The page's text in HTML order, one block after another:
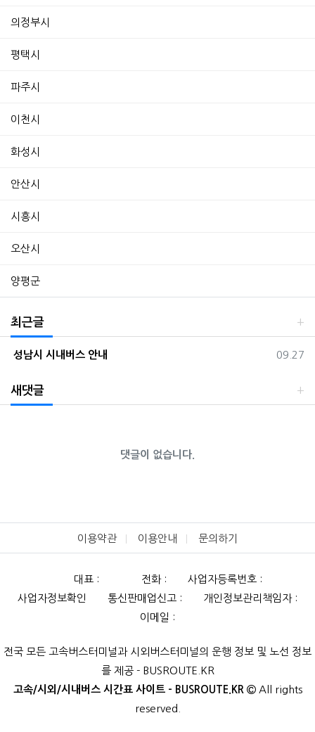
의정부시
평택시
파주시
이천시
화성시
안산시
시흥시
오산시
양평군
최근글
등록일
09.27
성남시 시내버스 안내
새댓글
댓글이 없습니다.
이용약관 이용안내 문의하기
대표 : 전화 :
사업자등록번호 :
사업자정보확인
통신판매업신고 :
개인정보관리책임자 :
이메일 :
전국 모든 고속버스터미널과 시외버스터미널의 운행 정보 및 노선 정보
를 제공 - BUSROUTE.KR
고속/시외/시내버스 시간표 사이트 - BUSROUTE.KR
All rights
reserved.